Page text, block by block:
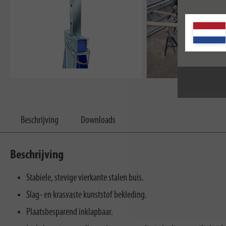
Beschrijving Downloads
Beschrijving
Stabiele, stevige vierkante stalen buis.
Slag- en krasvaste kunststof bekleding.
Plaatsbesparend inklapbaar.